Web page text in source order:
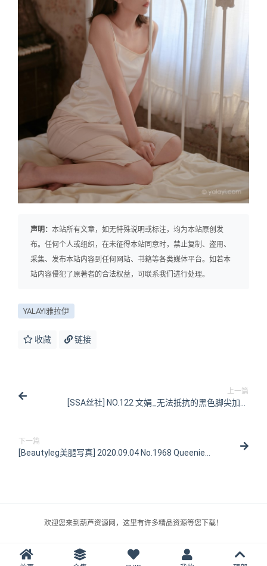
声明： 本站所有文章，如无特殊说明或标注，均为本站原创发
布。任何个人或组织，在未征得本站同意时，禁止复制、盗用、
采集、发布本站内容到任何网站、书籍等各类媒体平台。如若本
站内容侵犯了原著者的合法权益，可联系我们进行处理。
YALAYI雅拉伊
收藏 链接
上一篇
[SSA丝社] NO.122 文娟_无法抵抗的黑色脚尖加固
下一篇
[Beautyleg美腿写真] 2020.09.04 No.1968 Queenie
欢迎您来到葫芦资源网，这里有许多精品资源等您下载！